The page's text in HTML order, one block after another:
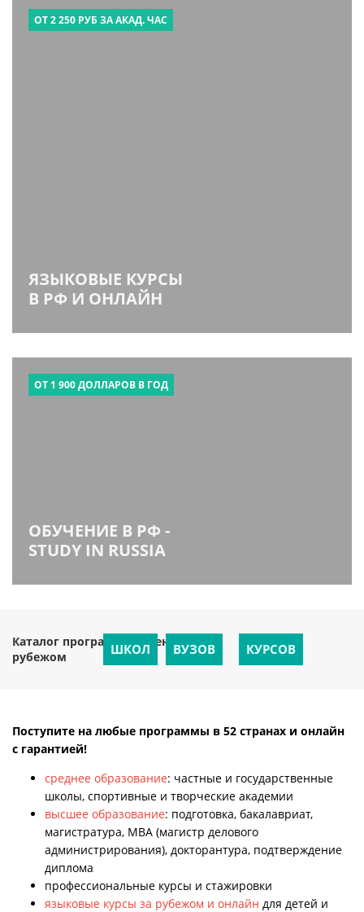
ОТ 2 250 РУБ ЗА АКАД. ЧАС
ЯЗЫКОВЫЕ КУРСЫ
В РФ И ОНЛАЙН
ОТ 1 900 ДОЛЛАРОВ В ГОД
ОБУЧЕНИЕ В РФ -
STUDY IN RUSSIA
Каталог программ обучения за
рубежом
ШКОЛ ВУЗОВ КУРСОВ
Поступите на любые программы в 52 странах и онлайн
с гарантией!
среднее образование: частные и государственные
школы, спортивные и творческие академии
высшее образование: подготовка, бакалавриат,
магистратура, MBA (магистр делового
администрирования), докторантура, подтверждение
диплома
профессиональные курсы и стажировки
языковые курсы за рубежом и онлайн для детей и